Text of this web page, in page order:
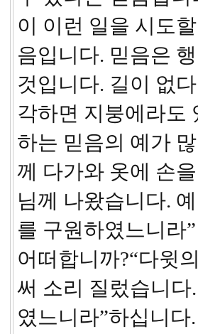
이 이런 일을 시도
음입니다. 믿음은
것입니다. 길이 없
각하면 지붕에라도
하는 믿음의 예가
께 다가와 옷에 손
님께 나왔습니다.
를 구원하였느니라
어떠합니까?“다윗
써 소리 질렀습니
였느니라”하십니